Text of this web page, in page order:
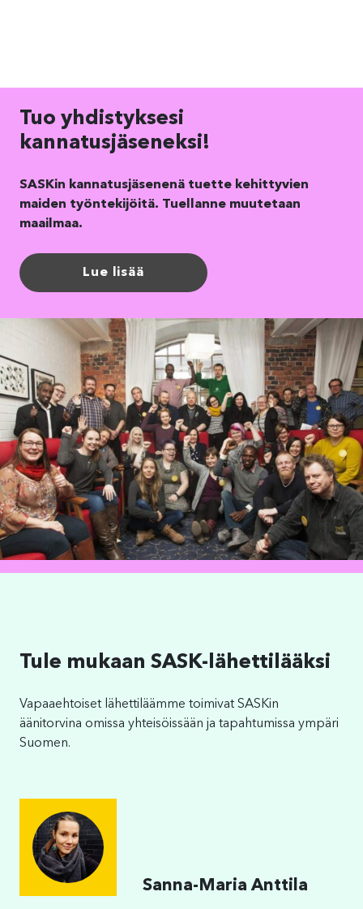
Tuo yhdistyksesi
kannatusjäseneksi!
SASKin kannatusjäsenenä tuette kehittyvien
maiden työntekijöitä. Tuellanne muutetaan
maailmaa.
Lue lisää
Tule mukaan SASK-lähettilääksi
Vapaaehtoiset lähettiläämme toimivat SASKin
äänitorvina omissa yhteisöissään ja tapahtumissa ympäri
Suomen.
Sanna-Maria Anttila